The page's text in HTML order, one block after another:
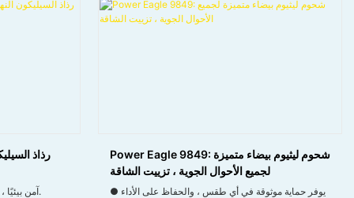
● آمن بيئيًا ، غير سامة ، مناسب للمنزل والصناعة.
Power Eagle 9849: شحوم ليثيوم بيضاء متميزة
لجميع الأحوال الجوية ، تزييت الشاقة
● يوفر حماية موثوقة في أي طقس ، والحفاظ على الأداء